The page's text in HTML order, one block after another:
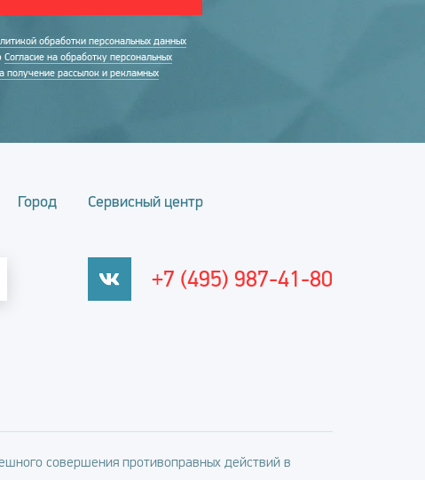
обработки персональных данных
Согласие на обработку персональных
получение рассылок и рекламных
Город Сервисный центр
+7 (495) 987-41-80
совершения противоправных действий в